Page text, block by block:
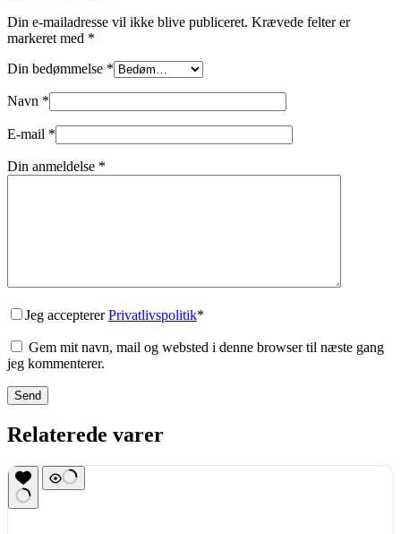
Din e-mailadresse vil ikke blive publiceret. Krævede felter er
markeret med *
Din bedømmelse *
Navn *
E-mail *
Din anmeldelse *
Jeg acceptererPrivatlivspolitik*
Gem mit navn, mail og websted i denne browser til næste gang
jeg kommenterer.
Send
Relaterede varer